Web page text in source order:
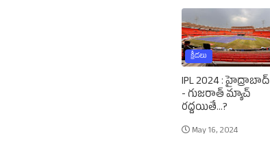
క్రీడలు
IPL 2024 : హైద్రాబాద్‌
- గుజరాత్‌ మ్యాచ్‌
రద్దయితే...?
May 16, 2024